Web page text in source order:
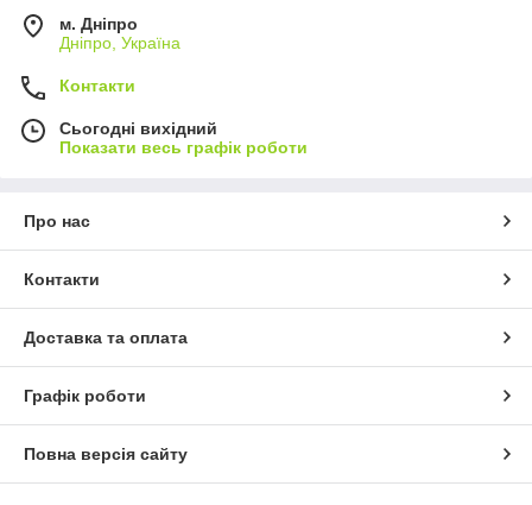
м. Дніпро
Дніпро, Україна
Контакти
Сьогодні вихідний
Показати весь графік роботи
Про нас
Контакти
Доставка та оплата
Графік роботи
Повна версія сайту